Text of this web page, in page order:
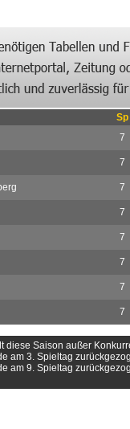
Sp
7
7
7
7
7
7
7
7
diese Saison außer
am 3. Spieltag
am 9. Spieltag